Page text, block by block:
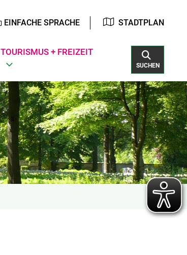
EINFACHE SPRACHE STADTPLAN
TOURISMUS + FREIZEIT
SUCHEN